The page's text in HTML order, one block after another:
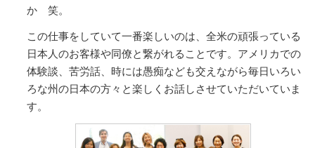
か 笑。
この仕事をしていて一番楽しいのは、全米の頑張っている
日本人のお客様や同僚と繋がれることです。アメリカでの
体験談、苦労話、時には愚痴なども交えながら毎日いろい
ろな州の日本の方々と楽しくお話しさせていただいていま
す。